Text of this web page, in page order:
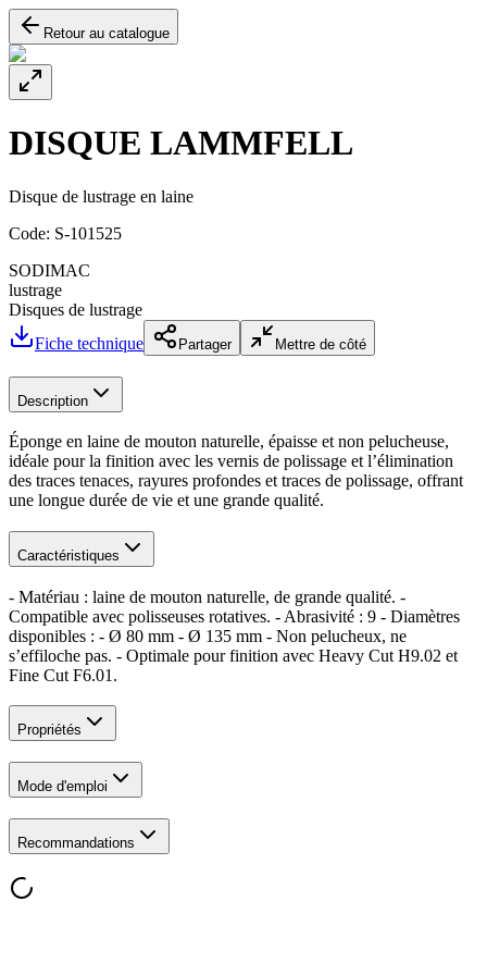
Retour au catalogue
DISQUE LAMMFELL
Disque de lustrage en laine
Code: S-101525
SODIMAC
lustrage
Disques de lustrage
Fiche technique
Partager Mettre de côté
Description
Éponge en laine de mouton naturelle, épaisse et non pelucheuse,
idéale pour la finition avec les vernis de polissage et l’élimination
des traces tenaces, rayures profondes et traces de polissage, offrant
une longue durée de vie et une grande qualité.
Caractéristiques
- Matériau : laine de mouton naturelle, de grande qualité. -
Compatible avec polisseuses rotatives. - Abrasivité : 9 - Diamètres
disponibles : - Ø 80 mm - Ø 135 mm - Non pelucheux, ne
s’effiloche pas. - Optimale pour finition avec Heavy Cut H9.02 et
Fine Cut F6.01.
Propriétés
Mode d'emploi
Recommandations